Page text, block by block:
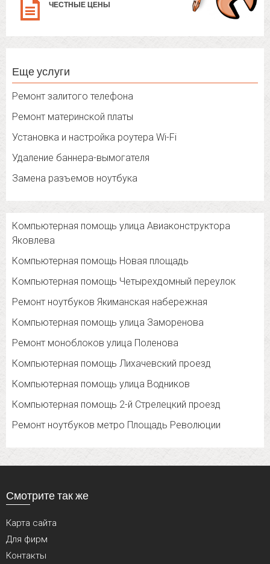
ЧЕСТНЫЕ ЦЕНЫ
Еще услуги
Ремонт залитого телефона
Ремонт материнской платы
Установка и настройка роутера Wi-Fi
Удаление баннера-вымогателя
Замена разъемов ноутбука
Компьютерная помощь улица Авиаконструктора
Яковлева
Компьютерная помощь Новая площадь
Компьютерная помощь Четырехдомный переулок
Ремонт ноутбуков Якиманская набережная
Компьютерная помощь улица Заморенова
Ремонт моноблоков улица Поленова
Компьютерная помощь Лихачевский проезд
Компьютерная помощь улица Водников
Компьютерная помощь 2-й Стрелецкий проезд
Ремонт ноутбуков метро Площадь Революции
Смотрите так же
Карта сайта
Для фирм
Контакты